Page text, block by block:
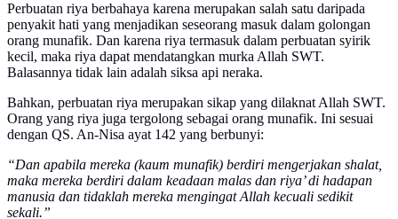
Perbuatan riya berbahaya karena merupakan salah satu daripada
penyakit hati yang menjadikan seseorang masuk dalam golongan
orang munafik. Dan karena riya termasuk dalam perbuatan syirik
kecil, maka riya dapat mendatangkan murka Allah SWT.
Balasannya tidak lain adalah siksa api neraka.
Bahkan, perbuatan riya merupakan sikap yang dilaknat Allah SWT.
Orang yang riya juga tergolong sebagai orang munafik. Ini sesuai
dengan QS. An-Nisa ayat 142 yang berbunyi:
“Dan apabila mereka (kaum munafik) berdiri mengerjakan shalat,
maka mereka berdiri dalam keadaan malas dan riya’ di hadapan
manusia dan tidaklah mereka mengingat Allah kecuali sedikit
sekali.”